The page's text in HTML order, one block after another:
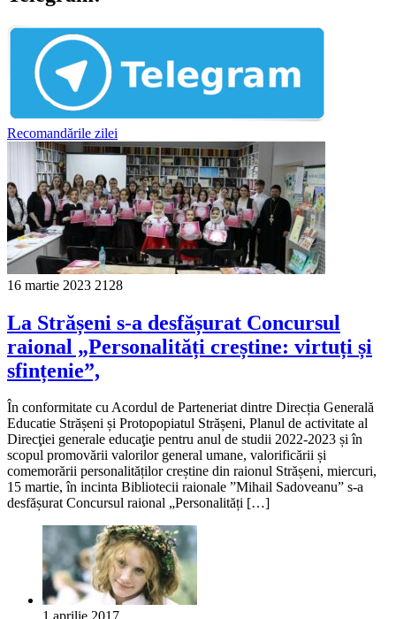
Recomandările zilei
16 martie 2023 2128
La Strășeni s-a desfășurat Concursul
raional „Personalități creștine: virtuți și
sfințenie”,
În conformitate cu Acordul de Parteneriat dintre Direcția Generală
Educatie Strășeni și Protopopiatul Strășeni, Planul de activitate al
Direcţiei generale educaţie pentru anul de studii 2022-2023 și în
scopul promovării valorilor general umane, valorificării și
comemorării personalităților creștine din raionul Strășeni, miercuri,
15 martie, în incinta Bibliotecii raionale ”Mihail Sadoveanu” s-a
desfășurat Concursul raional „Personalități […]